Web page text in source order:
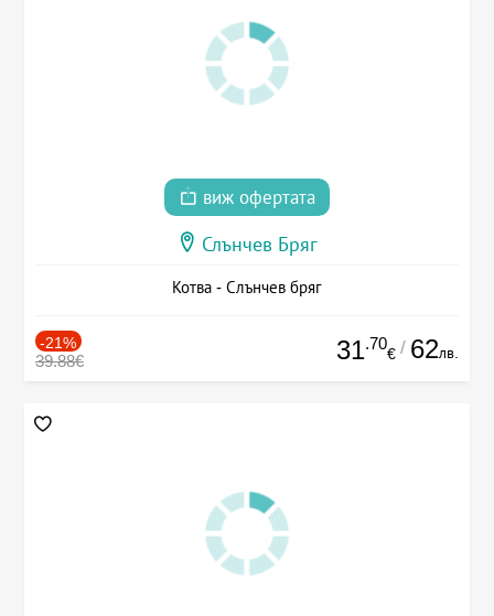
виж офертата
Слънчев Бряг
Котва - Слънчев бряг
-21%
39.88€ 31.70
€ / 62лв.